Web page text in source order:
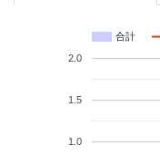
合計
1.0
1.5
2.0